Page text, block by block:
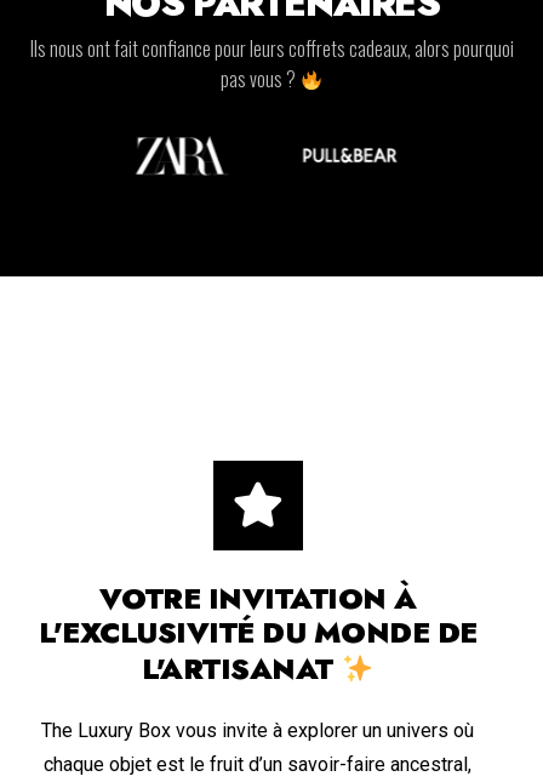
Ils nous ont fait confiance pour leurs coffrets cadeaux, alors pourquoi
pas vous ?
VOTRE INVITATION À
L'EXCLUSIVITÉ DU MONDE DE
L'ARTISANAT
The Luxury Box vous invite à explorer un univers où
chaque objet est le fruit d’un savoir-faire ancestral,